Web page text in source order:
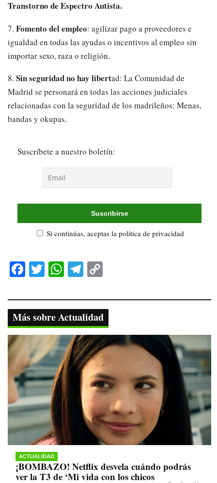
Transtorno de Espectro Autista.
7. Fomento del empleo: agilizar pago a proveedores e
igualdad en todas las ayudas o incentivos al empleo sin
importar sexo, raza o religión.
8. Sin seguridad no hay libertad: La Comunidad de
Madrid se personará en todas las acciones judiciales
relacionadas con la seguridad de los madrileños: Menas,
bandas y okupas.
Suscríbete a nuestro boletín:
Si continúas, aceptas la política de privacidad
Fa
bo
ok
T
tte
r
W
ts
A
pp
Te
gr
a
m
y
Li
nk
Más sobre Actualidad
ACTUALIDAD
¡BOMBAZO! Netflix desvela cuándo podrás
ver la T3 de ‘Mi vida con los chicos